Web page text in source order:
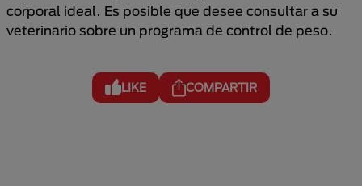
corporal ideal. Es posible que desee consultar a su
veterinario sobre un programa de control de peso.
LIKE COMPARTIR